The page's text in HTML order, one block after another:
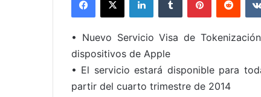
• Nuevo Servicio Visa de
dispositivos de Apple
• El servicio estará disponible para
partir del cuarto trimestre de 2014